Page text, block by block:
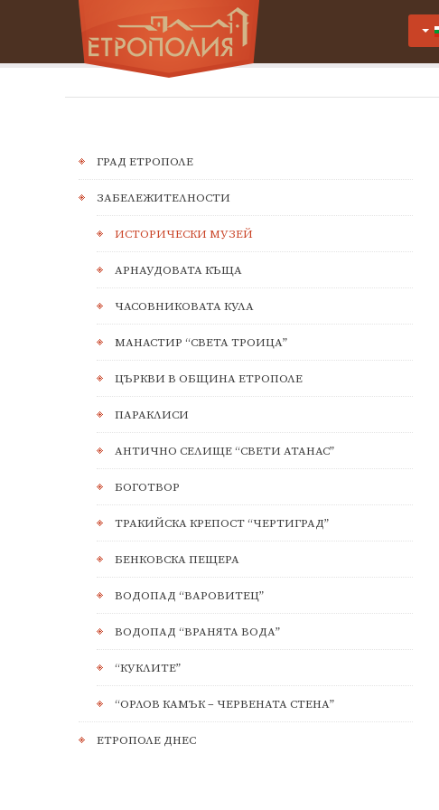
ГРАД ЕТРОПОЛЕ
ЗАБЕЛЕЖИТЕЛНОСТИ
ИСТОРИЧЕСКИ МУЗЕЙ
АРНАУДОВАТА КЪЩА
ЧАСОВНИКОВАТА КУЛА
МАНАСТИР “СВЕТА ТРОИЦА”
ЦЪРКВИ В ОБЩИНА ЕТРОПОЛЕ
ПАРАКЛИСИ
АНТИЧНО СЕЛИЩЕ “СВЕТИ АТАНАС”
БОГОТВОР
ТРАКИЙСКА КРЕПОСТ “ЧЕРТИГРАД”
БЕНКОВСКА ПЕЩЕРА
ВОДОПАД “ВАРОВИТЕЦ”
ВОДОПАД “ВРАНЯТА ВОДА”
“КУКЛИТЕ”
“ОРЛОВ КАМЪК – ЧЕРВЕНАТА СТЕНА”
ЕТРОПОЛЕ ДНЕС